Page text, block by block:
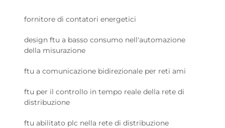
fornitore di contatori energetici
design ftu a basso consumo nell'automazione
della misurazione
ftu a comunicazione bidirezionale per reti ami
ftu per il controllo in tempo reale della rete di
distribuzione
ftu abilitato plc nella rete di distribuzione